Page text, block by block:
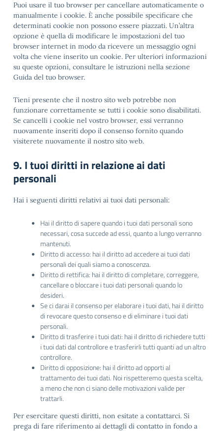
Puoi usare il tuo browser per cancellare automaticamente o
manualmente i cookie. È anche possibile specificare che
determinati cookie non possono essere piazzati. Un’altra
opzione è quella di modificare le impostazioni del tuo
browser internet in modo da ricevere un messaggio ogni
volta che viene inserito un cookie. Per ulteriori informazioni
su queste opzioni, consultare le istruzioni nella sezione
Guida del tuo browser.
Tieni presente che il nostro sito web potrebbe non
funzionare correttamente se tutti i cookie sono disabilitati.
Se cancelli i cookie nel vostro browser, essi verranno
nuovamente inseriti dopo il consenso fornito quando
visiterete nuovamente il nostro sito web.
9. I tuoi diritti in relazione ai dati
personali
Hai i seguenti diritti relativi ai tuoi dati personali:
Hai il diritto di sapere quando i tuoi dati personali sono
necessari, cosa succede ad essi, quanto a lungo verranno
mantenuti.
Diritto di accesso: hai il diritto ad accedere ai tuoi dati
personali dei quali siamo a conoscenza.
Diritto di rettifica: hai il diritto di completare, correggere,
cancellare o bloccare i tuoi dati personali quando lo
desideri.
Se ci darai il consenso per elaborare i tuoi dati, hai il diritto
di revocare questo consenso e di eliminare i tuoi dati
personali.
Diritto di trasferire i tuoi dati: hai il diritto di richiedere tutti
i tuoi dati dal controllore e trasferirli tutti quanti ad un altro
controllore.
Diritto di opposizione: hai il diritto ad opporti al
trattamento dei tuoi dati. Noi rispetteremo questa scelta,
a meno che non ci siano delle motivazioni valide per
trattarli.
Per esercitare questi diritti, non esitate a contattarci. Si
prega di fare riferimento ai dettagli di contatto in fondo a